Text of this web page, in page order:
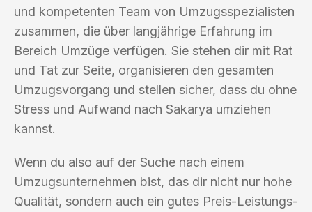
und kompetenten Team von Umzugsspezialisten
zusammen, die über langjährige Erfahrung im
Bereich Umzüge verfügen. Sie stehen dir mit Rat
und Tat zur Seite, organisieren den gesamten
Umzugsvorgang und stellen sicher, dass du ohne
Stress und Aufwand nach Sakarya umziehen
kannst.
Wenn du also auf der Suche nach einem
Umzugsunternehmen bist, das dir nicht nur hohe
Qualität, sondern auch ein gutes Preis-Leistungs-